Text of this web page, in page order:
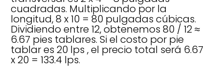
cuadradas. Multiplicando por la
longitud, 8 x 10 = 80 pulgadas cúbicas.
Dividiendo entre 12, obtenemos 80 / 12 ≈
6.67 pies tablares. Si el costo por pie
tablar es 20 lps , el precio total será 6.67
x 20 = 133.4 lps.